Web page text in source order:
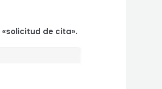
«solicitud de cita».